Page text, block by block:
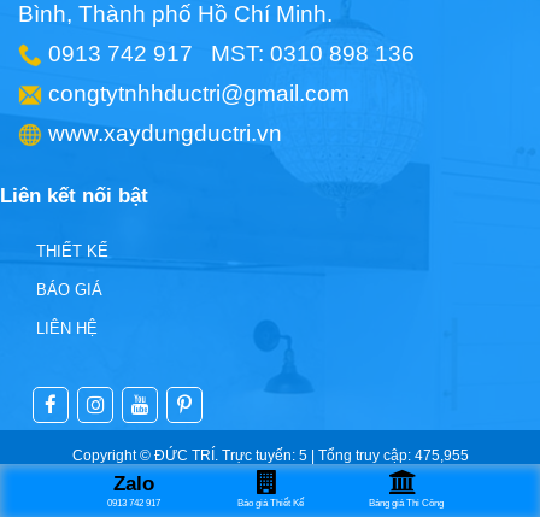
Zalo
0913 742 917 Báo giá Thiết Kế Bảng giá Thi Công
Bình, Thành phố Hồ Chí Minh.
0913 742 917 MST: 0310 898 136
congtytnhhductri@gmail.com
www.xaydungductri.vn
Liên kết nối bật
THIẾT KẾ
BÁO GIÁ
LIÊN HỆ
Copyright © ĐỨC TRÍ. Trực tuyến: 5 | Tổng truy cập: 475,955